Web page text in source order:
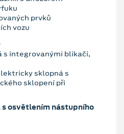
prvků
vozu
integrovanými blikači,
sklopná s
sklopení při
osvětlením nástupního